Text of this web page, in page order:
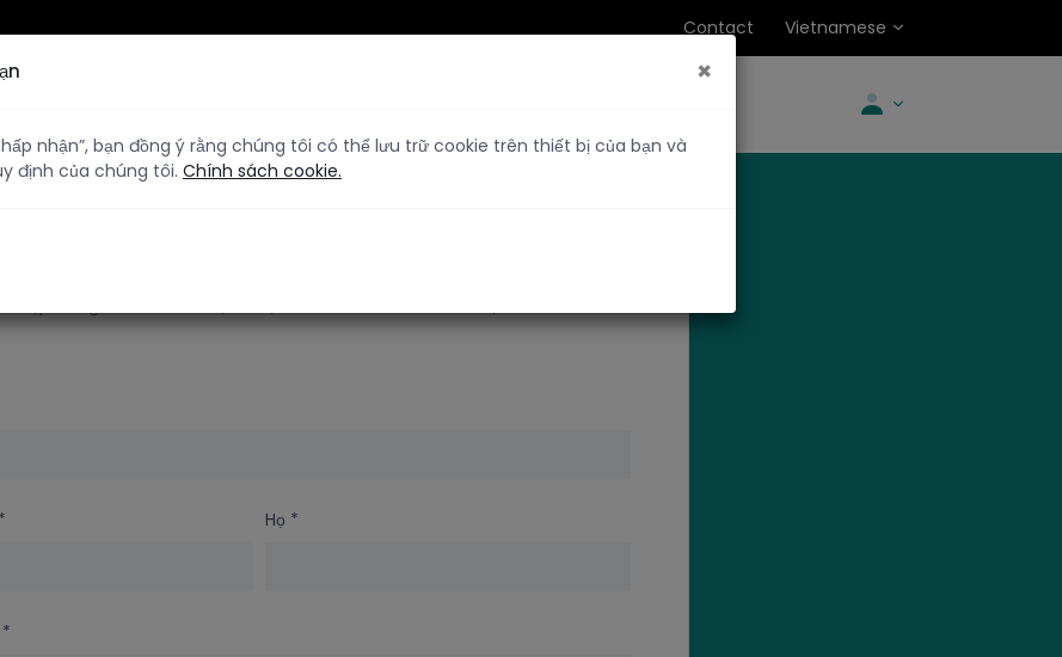
Contact Vietnamese
* Họ *
*
×
nhận”, bạn đồng ý rằng chúng tôi có thể lưu trữ cookie trên thiết bị của bạn và
định của chúng tôi. Chính sách cookie.